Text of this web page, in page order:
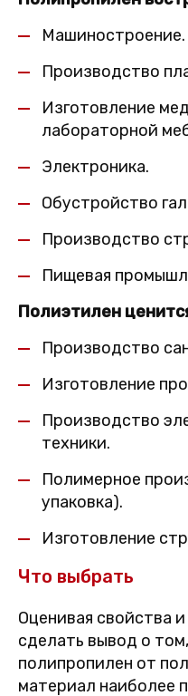
Машиностроение.
Производство
Изготовление
лабораторной
Электроника.
Обустройство
Производство
Пищевая
Полиэтилен
Производство
Изготовление
Производство
техники.
Полимерное
упаковка).
Изготовление
Что выбрать
Оценивая свойства
сделать вывод о
полипропилен от
материал наиболее